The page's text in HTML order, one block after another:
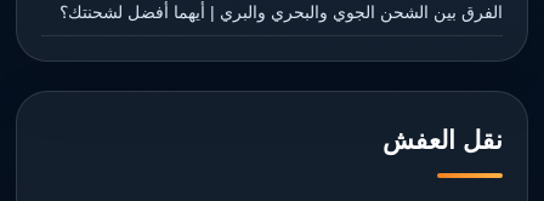
الفرق بين الشحن الجوي والبحري والبري | أيهما أفضل لشحنتك؟
نقل العفش